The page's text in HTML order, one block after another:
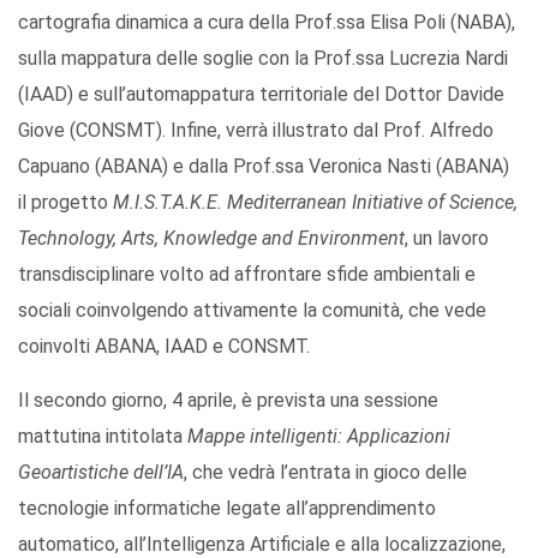
cartografia dinamica a cura della Prof.ssa Elisa Poli (NABA),
sulla mappatura delle soglie con la Prof.ssa Lucrezia Nardi
(IAAD) e sull’automappatura territoriale del Dottor Davide
Giove (CONSMT). Infine, verrà illustrato dal Prof. Alfredo
Capuano (ABANA) e dalla Prof.ssa Veronica Nasti (ABANA)
il progetto M.I.S.T.A.K.E. Mediterranean Initiative of Science,
Technology, Arts, Knowledge and Environment, un lavoro
transdisciplinare volto ad affrontare sfide ambientali e
sociali coinvolgendo attivamente la comunità, che vede
coinvolti ABANA, IAAD e CONSMT.
Il secondo giorno, 4 aprile, è prevista una sessione
mattutina intitolata Mappe intelligenti: Applicazioni
Geoartistiche dell’IA, che vedrà l’entrata in gioco delle
tecnologie informatiche legate all’apprendimento
automatico, all’Intelligenza Artificiale e alla localizzazione,